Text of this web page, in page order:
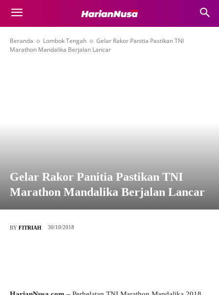
Beranda Lombok Tengah
Gelar Rakor Panitia Pastikan TNI
Marathon Mandalika Berjalan Lancar
Gelar Rakor Panitia Pastikan TNI
Marathon Mandalika Berjalan Lancar
BY FITRIAH 30/10/2018